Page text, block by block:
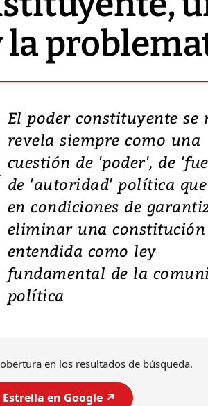
la
El poder constituyente se
revela siempre como una
cuestión de 'poder', de
de 'autoridad' política
en condiciones de
eliminar una constitución
entendida como ley
fundamental de la
política
en los resultados de búsqueda.
Estrella en Google ↗️
Video, Japón:
deja heridos y
daños en
julio en la prefectura de
al sur de Japón,
emergencia de gran